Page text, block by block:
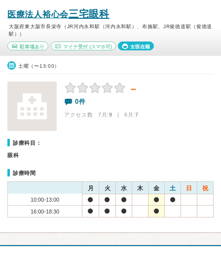
医療法人裕心会三宅眼科
大阪府東大阪市長栄寺（JR河内永和駅（河内永和駅）、布施駅、JR俊徳道駅（俊徳道
駅））
駐車場あり マイナ受付(スマホ可) 女医在籍
土曜（〜13:00）
－
0件
アクセス数 7月:9 | 6月:7
診療科目：
眼科
診療時間
月 火 水 木 金 土 日 祝
10:00-13:00
16:00-18:30